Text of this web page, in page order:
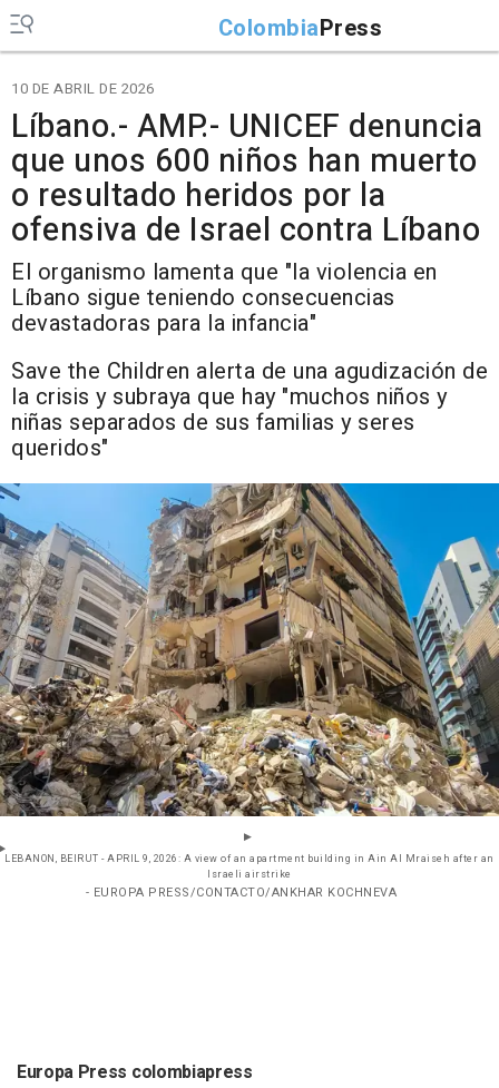
ColombiaPress
10 DE ABRIL DE 2026
Líbano.- AMP.- UNICEF denuncia
que unos 600 niños han muerto
o resultado heridos por la
ofensiva de Israel contra Líbano
El organismo lamenta que "la violencia en
Líbano sigue teniendo consecuencias
devastadoras para la infancia"
Save the Children alerta de una agudización de
la crisis y subraya que hay "muchos niños y
niñas separados de sus familias y seres
queridos"
LEBANON, BEIRUT - APRIL 9, 2026: A view of an apartment building in Ain Al Mraiseh after an
Israeli airstrike
- EUROPA PRESS/CONTACTO/ANKHAR KOCHNEVA
Europa Press colombiapress